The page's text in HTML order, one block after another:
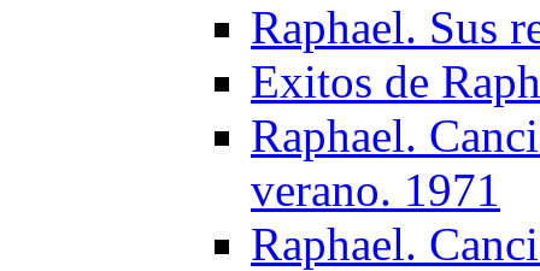
Raphael. Sus
Exitos de
Raphael.
verano. 1971
Raphael.